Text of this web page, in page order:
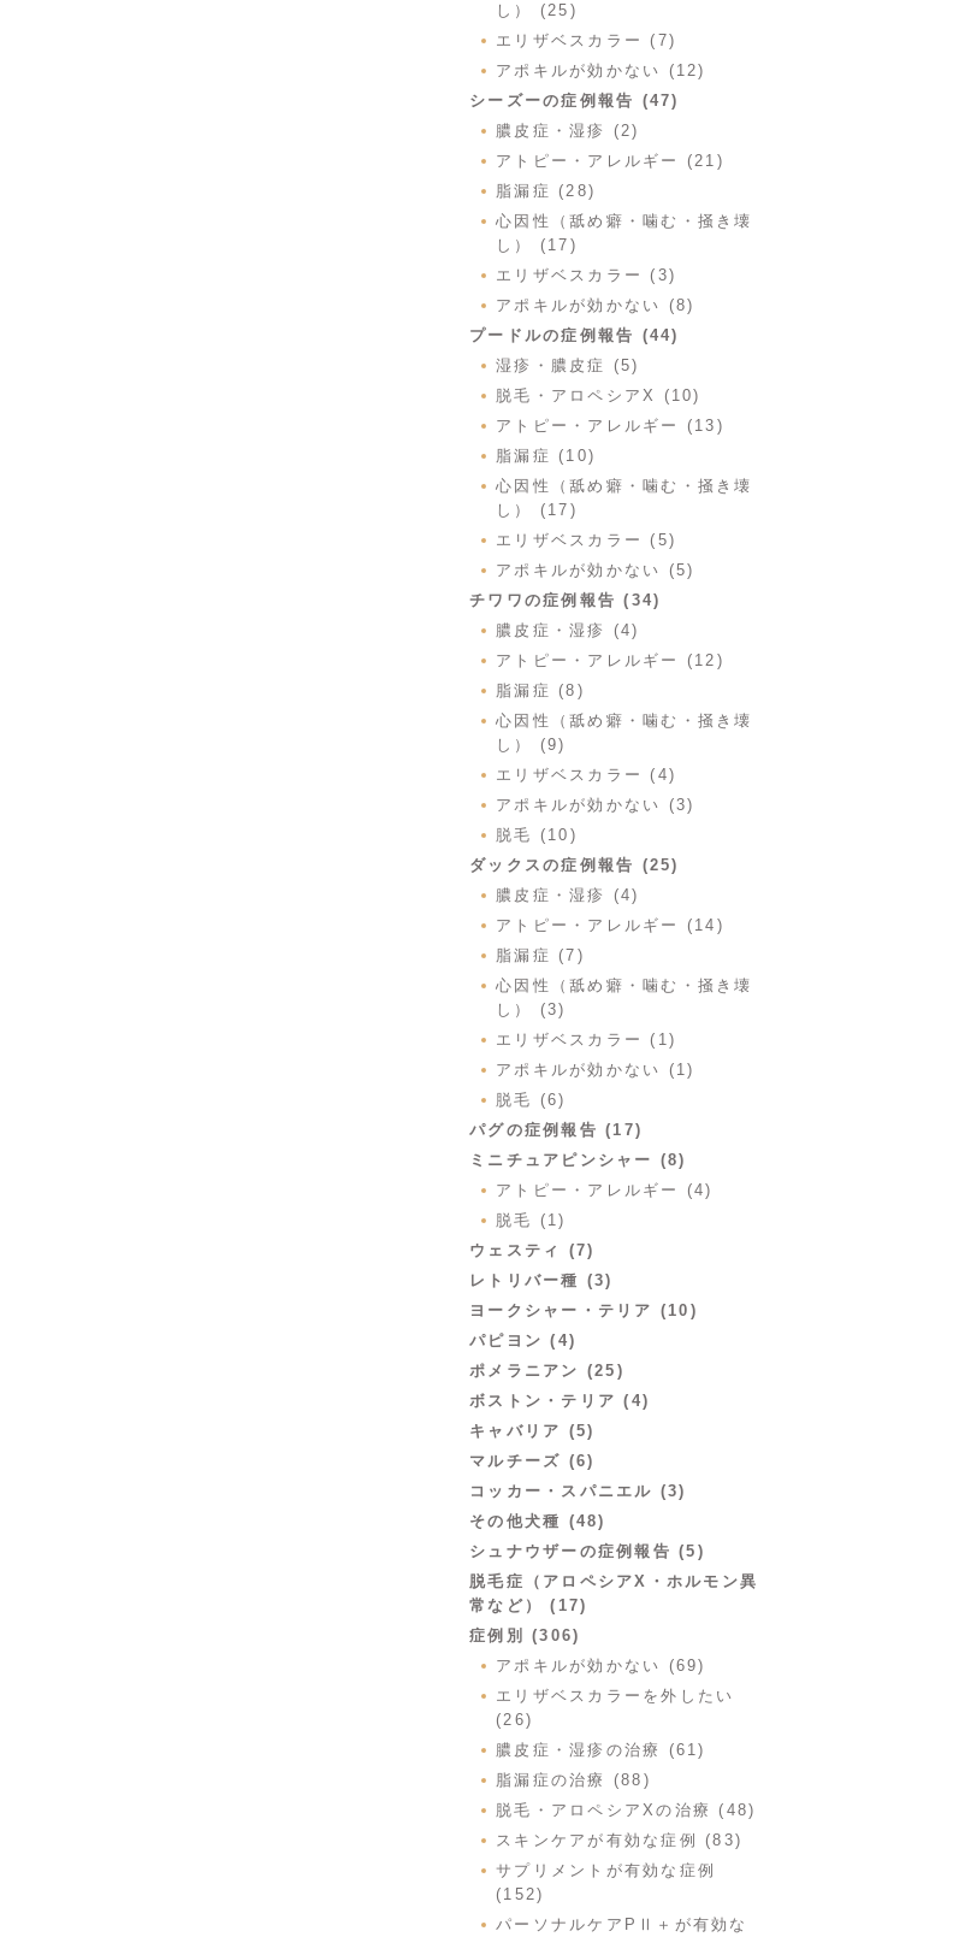
し） (25)
エリザベスカラー (7)
アポキルが効かない (12)
シーズーの症例報告 (47)
膿皮症・湿疹 (2)
アトピー・アレルギー (21)
脂漏症 (28)
心因性（舐め癖・噛む・掻き壊
し） (17)
エリザベスカラー (3)
アポキルが効かない (8)
プードルの症例報告 (44)
湿疹・膿皮症 (5)
脱毛・アロペシアX (10)
アトピー・アレルギー (13)
脂漏症 (10)
心因性（舐め癖・噛む・掻き壊
し） (17)
エリザベスカラー (5)
アポキルが効かない (5)
チワワの症例報告 (34)
膿皮症・湿疹 (4)
アトピー・アレルギー (12)
脂漏症 (8)
心因性（舐め癖・噛む・掻き壊
し） (9)
エリザベスカラー (4)
アポキルが効かない (3)
脱毛 (10)
ダックスの症例報告 (25)
膿皮症・湿疹 (4)
アトピー・アレルギー (14)
脂漏症 (7)
心因性（舐め癖・噛む・掻き壊
し） (3)
エリザベスカラー (1)
アポキルが効かない (1)
脱毛 (6)
パグの症例報告 (17)
ミニチュアピンシャー (8)
アトピー・アレルギー (4)
脱毛 (1)
ウェスティ (7)
レトリバー種 (3)
ヨークシャー・テリア (10)
パピヨン (4)
ポメラニアン (25)
ボストン・テリア (4)
キャバリア (5)
マルチーズ (6)
コッカー・スパニエル (3)
その他犬種 (48)
シュナウザーの症例報告 (5)
脱毛症（アロペシアX・ホルモン異
常など） (17)
症例別 (306)
アポキルが効かない (69)
エリザベスカラーを外したい
(26)
膿皮症・湿疹の治療 (61)
脂漏症の治療 (88)
脱毛・アロペシアXの治療 (48)
スキンケアが有効な症例 (83)
サプリメントが有効な症例
(152)
パーソナルケアPⅡ＋が有効な